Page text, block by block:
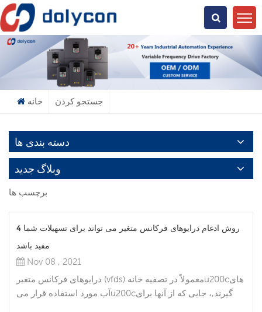
دنبال چی میگردی؟
خانه جستجو کردن
دسته بندی ها
وبلاگ جدید
برچسب ها
4 روش ادغام درایوهای فرکانس متغیر می تواند برای تسهیلات شما
مفید باشد
Nov 08 , 2021
درایوهای فرکانس متغیر (vfds) معمولاً در تصفیه خانهu200cهای
آب مورد استفاده قرار میu200cگیرند,، جایی که از آنها برای